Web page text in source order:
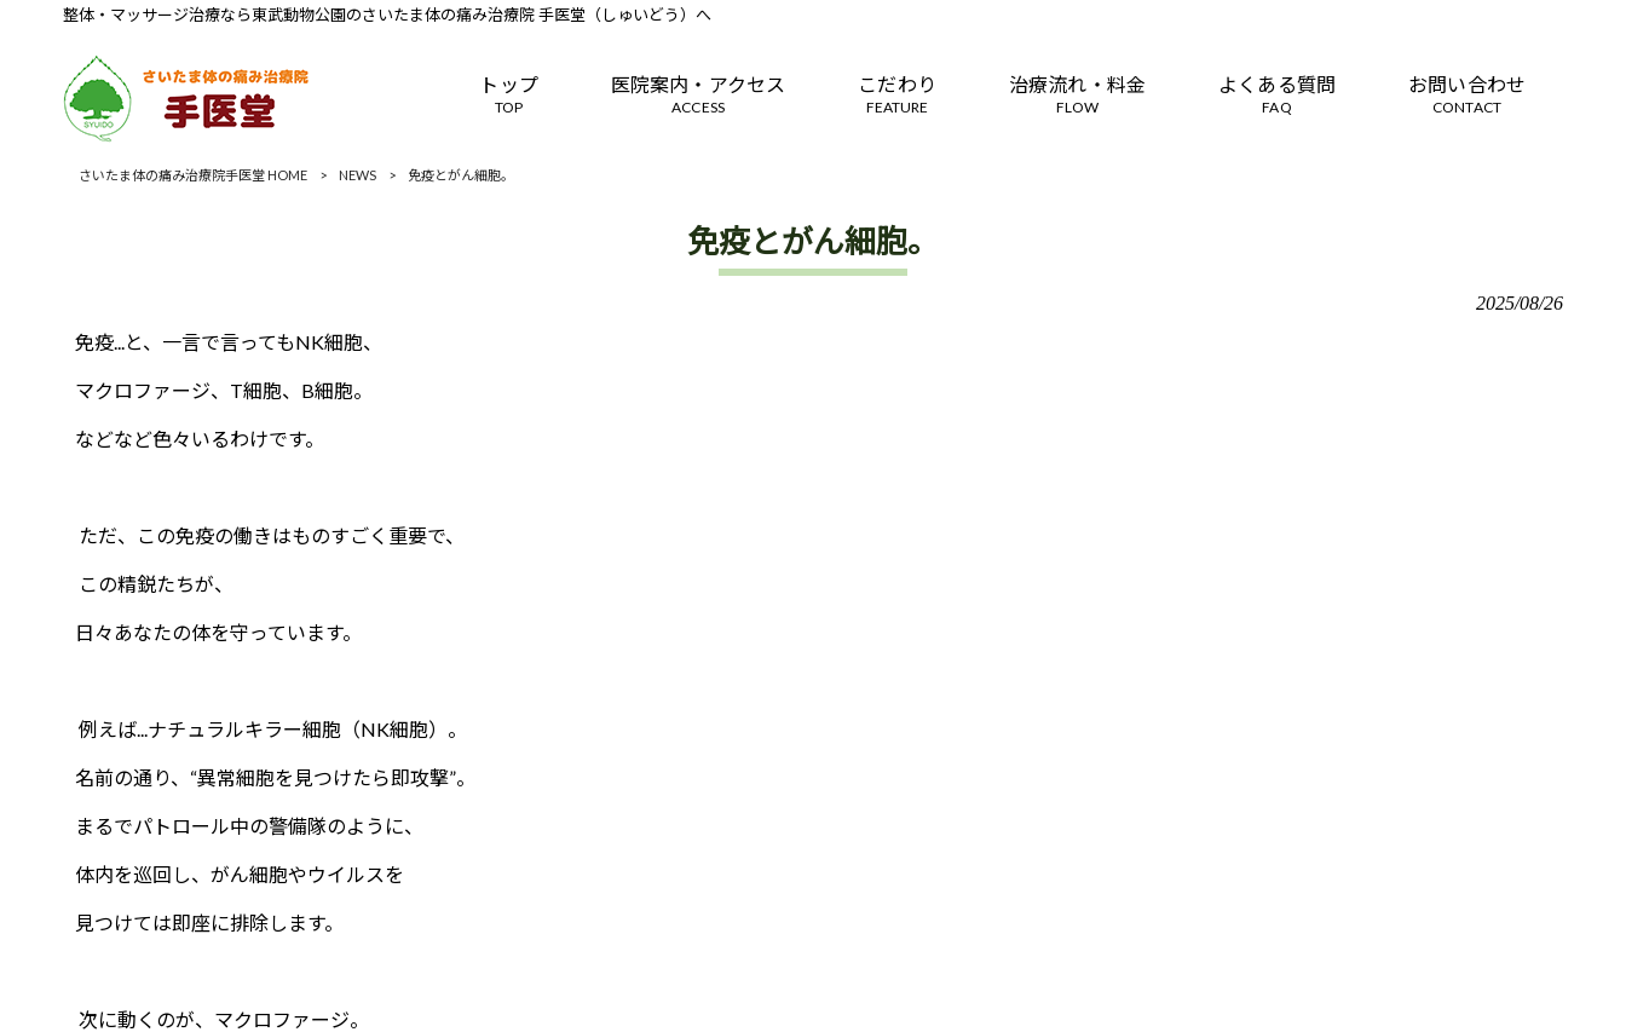
整体・マッサージ治療なら東武動物公園のさいたま体の痛み治療院 手医堂（しゅいどう）へ
トップ
TOP
医院案内・アクセス
ACCESS
こだわり
FEATURE
治療流れ・料金
FLOW
よくある質問
FAQ
お問い合わせ
CONTACT
さいたま体の痛み治療院手医堂 HOME > NEWS > 免疫とがん細胞。
免疫とがん細胞。
2025/08/26
免疫...と、一言で言ってもNK細胞、
マクロファージ、T細胞、B細胞。
などなど色々いるわけです。
ただ、この免疫の働きはものすごく重要で、
この精鋭たちが、
日々あなたの体を守っています。
例えば...ナチュラルキラー細胞（NK細胞）。
名前の通り、“異常細胞を見つけたら即攻撃”。
まるでパトロール中の警備隊のように、
体内を巡回し、がん細胞やウイルスを
見つけては即座に排除します。
次に動くのが、マクロファージ。